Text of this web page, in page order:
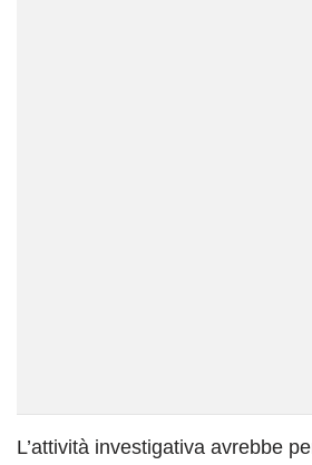
L’attività investigativa avrebbe